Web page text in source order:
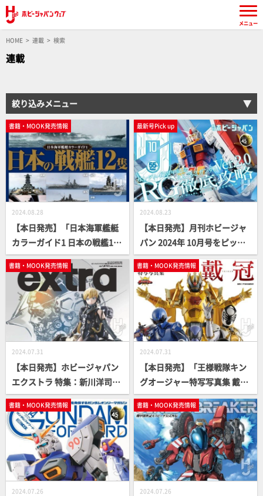
HOME 連載 検索
連載
絞り込みメニュー
書籍・MOOK発売情報
2024.08.28
【本日発売】「日本海軍艦艇
カラーガイド1 日本の戦艦12
隻」【戦艦解体新書】
最新号Pick up
2024.08.23
【本日発売】月刊ホビージャ
パン 2024年 10月号をピック
アップ！
書籍・MOOK発売情報
2024.07.31
【本日発売】ホビージャパン
エクストラ 特集：新川洋司AR
TS ＆ CRAFTS【コジマプロダ
クション】
書籍・MOOK発売情報
2024.07.31
【本日発売】「王様戦隊キン
グオージャー特写写真集 戴
冠」【スーパー戦隊】
書籍・MOOK発売情報
2024.07.26
書籍・MOOK発売情報
2024.07.26
メニュー